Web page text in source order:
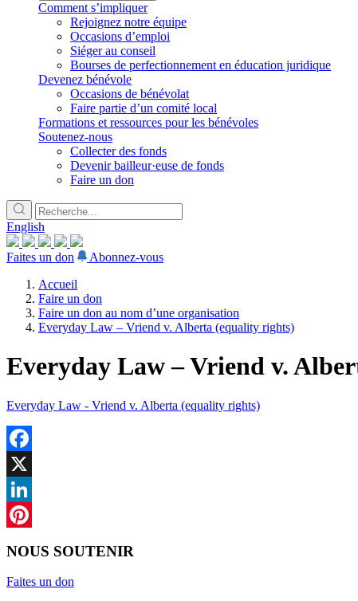
Comment s’impliquer
Rejoignez notre équipe
Occasions d’emploi
Siéger au conseil
Bourses de perfectionnement en éducation juridique
Devenez bénévole
Occasions de bénévolat
Faire partie d’un comité local
Formations et ressources pour les bénévoles
Soutenez-nous
Collecter des fonds
Devenir bailleur·euse de fonds
Faire un don
English
Faites un don
Abonnez-vous
Accueil
Faire un don
Faire un don au nom d’une organisation
Everyday Law – Vriend v. Alberta (equality rights)
Everyday Law – Vriend v.
Everyday Law - Vriend v. Alberta (equality rights)
Facebook
X
LinkedIn
NOUS SOUTENIR
Faites un don